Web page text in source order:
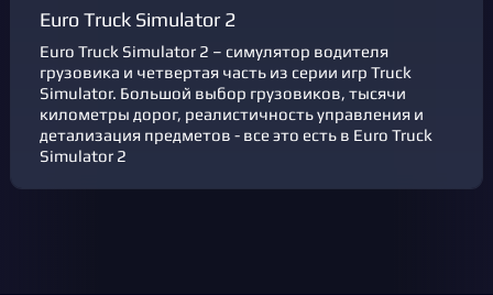
Euro Truck Simulator 2
Euro Truck Simulator 2 – симулятор водителя
грузовика и четвертая часть из серии игр Truck
Simulator. Большой выбор грузовиков, тысячи
километры дорог, реалистичность управления и
детализация предметов - все это есть в Euro Truck
Simulator 2